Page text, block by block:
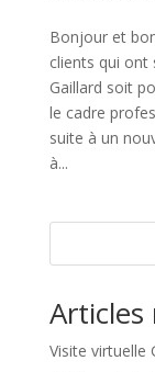
Bonjour et
clients qui ont
Gaillard soit
le cadre
suite à un
à...
Articles
Visite virtuelle